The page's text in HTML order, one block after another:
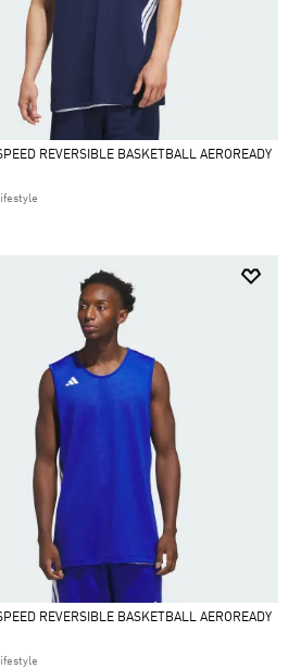
REVERSIBLE BASKETBALL AEROREADY
REVERSIBLE BASKETBALL AEROREADY